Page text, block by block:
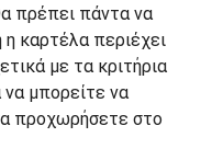
πρέπει πάντα να
καρτέλα περιέχει
με τα κριτήρια
να μπορείτε να
προχωρήσετε στο